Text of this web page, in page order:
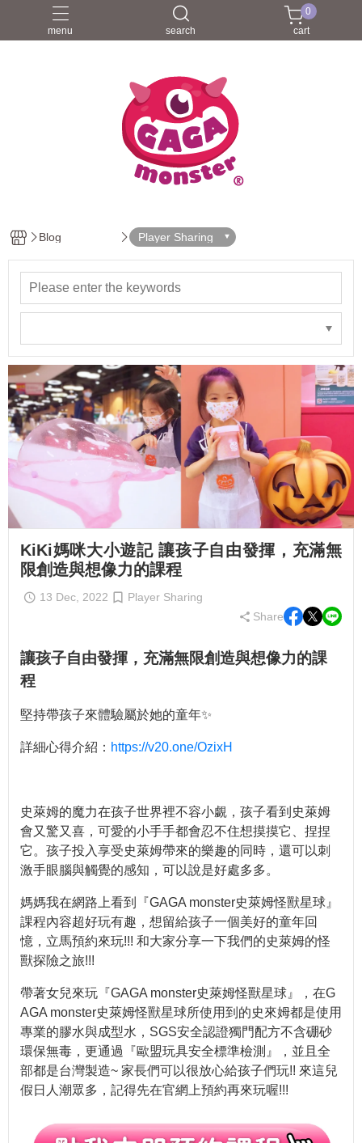
menu search
0
cart
Blog Player Sharing
KiKi媽咪大小遊記 讓孩子自由發揮，充滿無
限創造與想像力的課程
13 Dec, 2022
Player Sharing
Share
讓孩子自由發揮，充滿無限創造與想像力的課
程
堅持帶孩子來體驗屬於她的童年✨
詳細心得介紹： https://v20.one/OzixH
史萊姆的魔力在孩子世界裡不容小覷，孩子看到史萊姆
會又驚又喜，可愛的小手手都會忍不住想摸摸它、捏捏
它。孩子投入享受史萊姆帶來的樂趣的同時，還可以刺
激手眼腦與觸覺的感知，可以說是好處多多。
媽媽我在網路上看到『GAGA monster史萊姆怪獸星球』
課程內容超好玩有趣，想留給孩子一個美好的童年回
憶，立馬預約來玩!!! 和大家分享一下我們的史萊姆的怪
獸探險之旅!!!
帶著女兒來玩『GAGA monster史萊姆怪獸星球』，在G
AGA monster史萊姆怪獸星球所使用到的史來姆都是使用
專業的膠水與成型水，SGS安全認證獨門配方不含硼砂
環保無毒，更通過『歐盟玩具安全標準檢測』，並且全
部都是台灣製造~ 家長們可以很放心給孩子們玩!! 來這兒
假日人潮眾多，記得先在官網上預約再來玩喔!!!